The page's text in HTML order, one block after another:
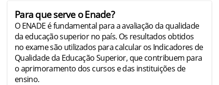
Para que serve o Enade?
O ENADE é fundamental para a avaliação da qualidade
da educação superior no país. Os resultados obtidos
no exame são utilizados para calcular os Indicadores de
Qualidade da Educação Superior, que contribuem para
o aprimoramento dos cursos e das instituições de
ensino.